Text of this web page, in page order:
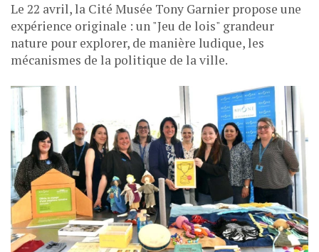
Le 22 avril, la Cité Musée Tony Garnier propose une
expérience originale : un "Jeu de lois" grandeur
nature pour explorer, de manière ludique, les
mécanismes de la politique de la ville.